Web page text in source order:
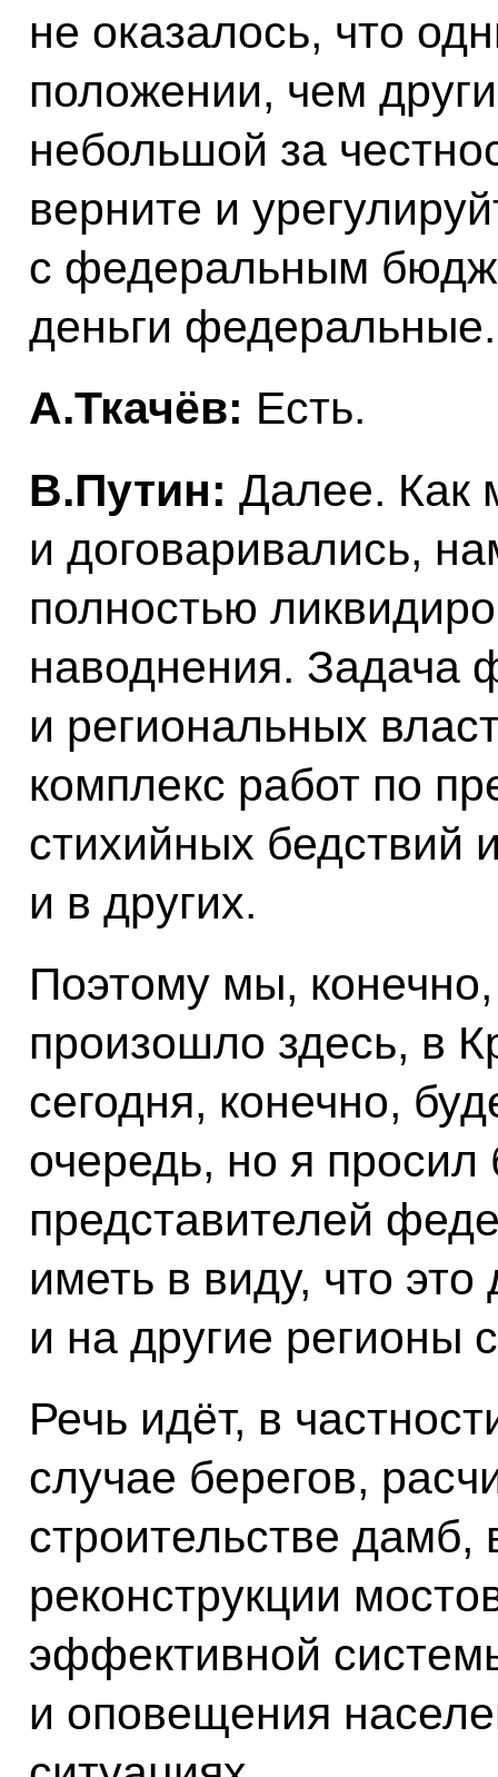
не оказалось, что
положении, чем
небольшой за
верните и
с федеральным
деньги федеральные.
А.Ткачёв: Есть.
В.Путин: Далее. Как
и договаривались,
полностью
наводнения. Задача
и региональных
комплекс работ по
стихийных бедствий
и в других.
Поэтому мы, конечно,
произошло здесь, в
сегодня, конечно,
очередь, но я
представителей
иметь в виду, что
и на другие регионы
Речь идёт, в
случае берегов,
строительстве
реконструкции
эффективной
и оповещения